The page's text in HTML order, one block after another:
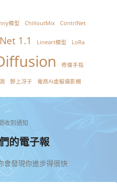
模型 ChilloutMix ContrlNet
1.1 Lineart模型 LoRa
修復手指
野上冴子 電商AI虛擬攝影棚
收到通知
的電子報
會發現你進步得很快